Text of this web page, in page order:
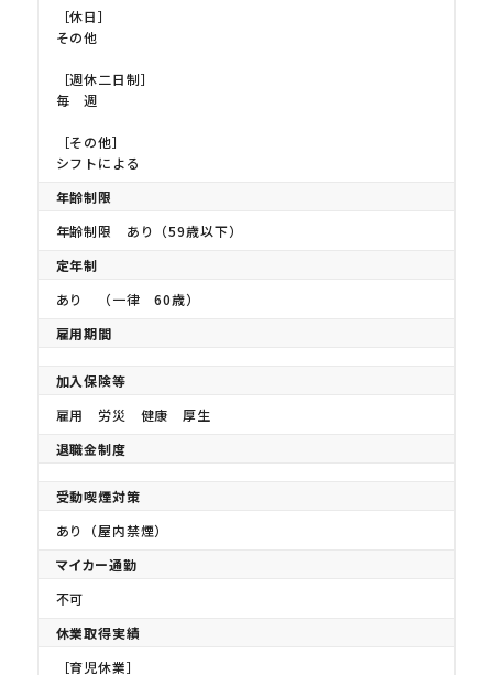
［休日］
その他
［週休二日制］
毎 週
［その他］
シフトによる
年齢制限
年齢制限 あり（59歳以下）
定年制
あり （一律 60歳）
雇用期間
加入保険等
雇用 労災 健康 厚生
退職金制度
受動喫煙対策
あり（屋内禁煙）
マイカー通勤
不可
休業取得実績
［育児休業］